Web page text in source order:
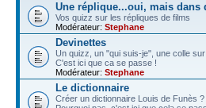
Une réplique...oui, mais dans
Vos quizz sur les répliques de films
Modérateur: Stephane
Devinettes
Un quizz, un "qui suis-je", une colle
C'est ici que ca se passe !
Modérateur: Stephane
Le dictionnaire
Créer un dictionnaire Louis de Funès ?